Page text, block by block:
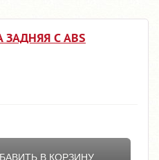
С ABS
В КОРЗИНУ